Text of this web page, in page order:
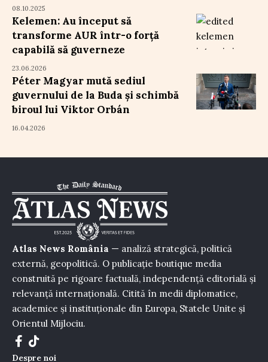
08.10.2025
Kelemen: Au început să
transforme AUR într-o forță
capabilă să guverneze
23.06.2026
Péter Magyar mută sediul
guvernului de la Buda și schimbă
biroul lui Viktor Orbán
16.04.2026
Atlas News România — analiză strategică, politică
externă, geopolitică. O publicație boutique media
construită pe rigoare factuală, independență editorială și
relevanță internațională. Citită în medii diplomatice,
academice și instituționale din Europa, Statele Unite și
Orientul Mijlociu.
Despre noi